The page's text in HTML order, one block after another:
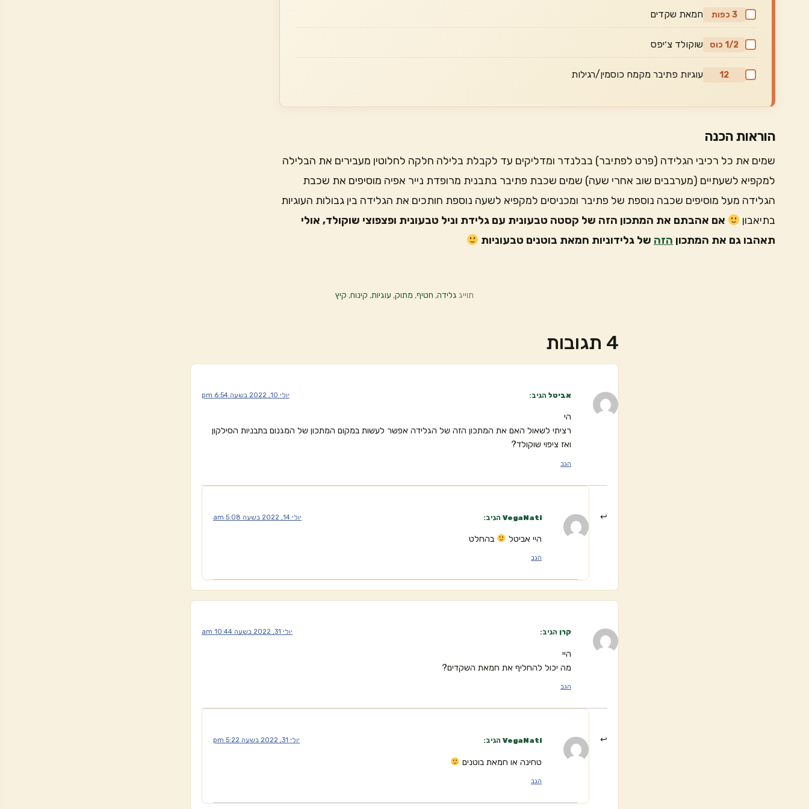
3 כפות חמאת שקדים
1/2 כוס שוקולד צ׳יפס
12 עוגיות פתיבר מקמח כוסמין/רגילות
הוראות הכנה
שמים את כל רכיבי הגלידה (פרט לפתיבר) בבלנדר ומדליקים עד לקבלת בלילה חלקה לחלוטין מעבירים את הבלילה
למקפיא לשעתיים (מערבבים שוב אחרי שעה) שמים שכבת פתיבר בתבנית מרופדת נייר אפיה מוסיפים את שכבת
הגלידה מעל מוסיפים שכבה נוספת של פתיבר ומכניסים למקפיא לשעה נוספת חותכים את הגלידה בין גבולות העוגיות
בתיאבון
אם אהבתם את המתכון הזה של קסטה טבעונית עם גלידת וניל טבעונית ופצפוצי שוקולד, אולי
תאהבו גם את המתכון הזה של גלידוניות חמאת בוטנים טבעוניות
תוייג גלידה, חטיף, מתוק, עוגיות, קינוח, קיץ
4 תגובות
אביטל הגיב: יולי 10, 2022 בשעה 6:54 pm
הי
רציתי לשאול האם את המתכון הזה של הגלידה אפשר לעשות במקום המתכון של המגנום בתבניות הסילקון
ואז ציפוי שוקולד?
הגב
VegaNati הגיב: יולי 14, 2022 בשעה 5:08 am
היי אביטל בהחלט
הגב
קרן הגיב: יולי 31, 2022 בשעה 10:44 am
היי
מה יכול להחליף את חמאת השקדים?
הגב
VegaNati הגיב: יולי 31, 2022 בשעה 5:22 pm
טחינה או חמאת בוטנים
הגב